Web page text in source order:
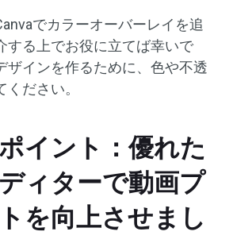
でカラーオーバーレイを追
する上でお役に立てば幸いで
ザインを作るために、色や不透
ださい。
イント：優れた
ィターで動画プ
を向上させまし